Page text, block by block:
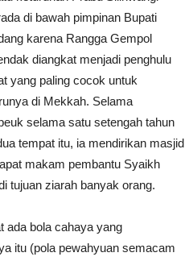
di bawah pimpinan Bupati
karena Rangga Gempol
diangkat menjadi penghulu
yang paling cocok untuk
di Mekkah. Selama
selama satu setengah tahun
tempat itu, ia mendirikan masjid
makam pembantu Syaikh
tujuan ziarah banyak orang.
ada bola cahaya yang
itu (pola pewahyuan semacam